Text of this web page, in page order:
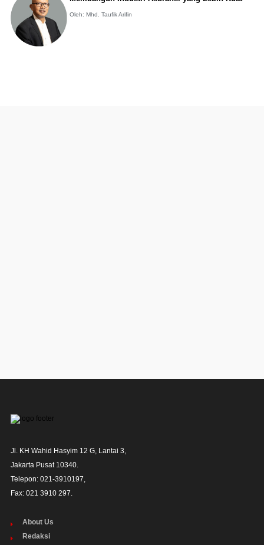
Oleh: Mhd. Taufik Arifin
Jl. KH Wahid Hasyim 12 G, Lantai 3,
Jakarta Pusat 10340.
Telepon: 021-3910197,
Fax: 021 3910 297.
About Us
Redaksi